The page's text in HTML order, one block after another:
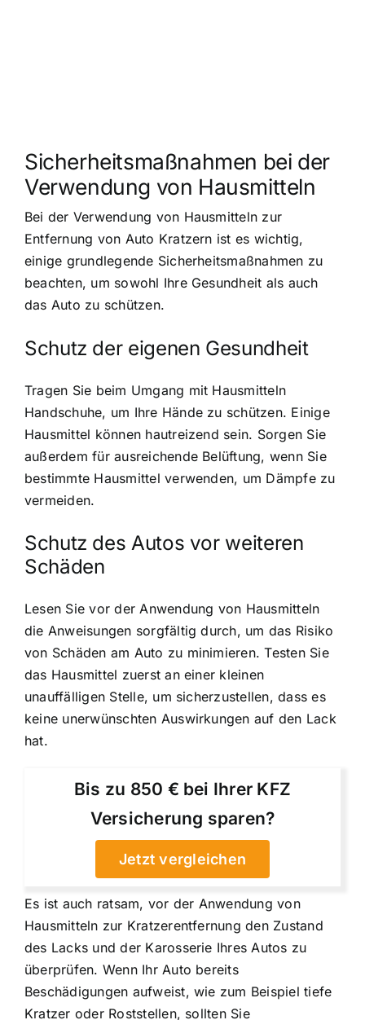
Sicherheitsmaßnahmen bei der
Verwendung von Hausmitteln
Bei der Verwendung von Hausmitteln zur
Entfernung von Auto Kratzern ist es wichtig,
einige grundlegende Sicherheitsmaßnahmen zu
beachten, um sowohl Ihre Gesundheit als auch
das Auto zu schützen.
Schutz der eigenen Gesundheit
Tragen Sie beim Umgang mit Hausmitteln
Handschuhe, um Ihre Hände zu schützen. Einige
Hausmittel können hautreizend sein. Sorgen Sie
außerdem für ausreichende Belüftung, wenn Sie
bestimmte Hausmittel verwenden, um Dämpfe zu
vermeiden.
Schutz des Autos vor weiteren
Schäden
Lesen Sie vor der Anwendung von Hausmitteln
die Anweisungen sorgfältig durch, um das Risiko
von Schäden am Auto zu minimieren. Testen Sie
das Hausmittel zuerst an einer kleinen
unauffälligen Stelle, um sicherzustellen, dass es
keine unerwünschten Auswirkungen auf den Lack
hat.
Bis zu 850 € bei Ihrer KFZ
Versicherung sparen?
Jetzt vergleichen
Es ist auch ratsam, vor der Anwendung von
Hausmitteln zur Kratzerentfernung den Zustand
des Lacks und der Karosserie Ihres Autos zu
überprüfen. Wenn Ihr Auto bereits
Beschädigungen aufweist, wie zum Beispiel tiefe
Kratzer oder Roststellen, sollten Sie